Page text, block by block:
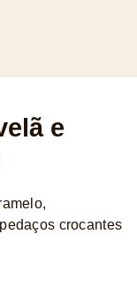
e
crocantes